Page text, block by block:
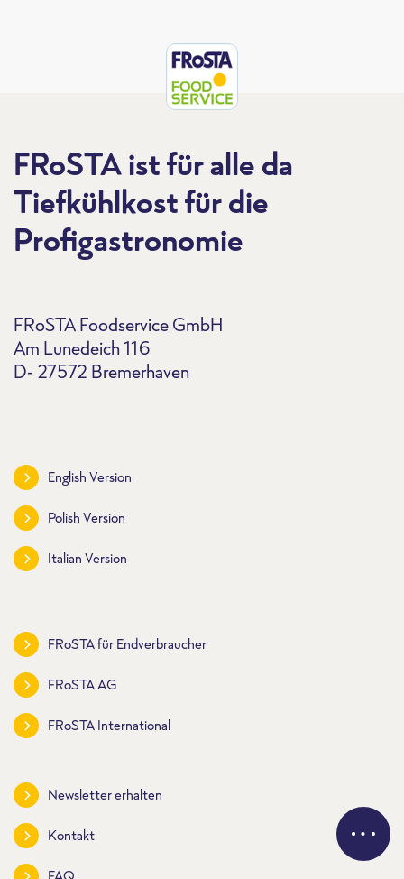
FRoSTA ist für alle da
Tiefkühlkost für die
Profigastronomie
FRoSTA Foodservice GmbH
Am Lunedeich 116
D- 27572 Bremerhaven
English Version
Polish Version
Italian Version
FRoSTA für Endverbraucher
FRoSTA AG
FRoSTA International
Newsletter erhalten
Kontakt